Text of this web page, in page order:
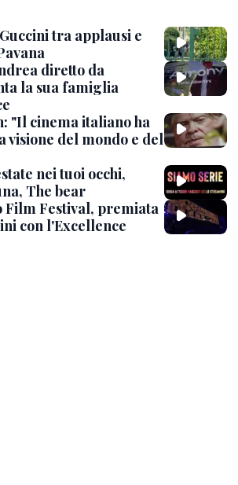
tra applausi e
diretto da
la sua famiglia
"Il cinema italiano ha
visione del mondo e del
nei tuoi occhi,
The bear
Film Festival, premiata
con l'Excellence